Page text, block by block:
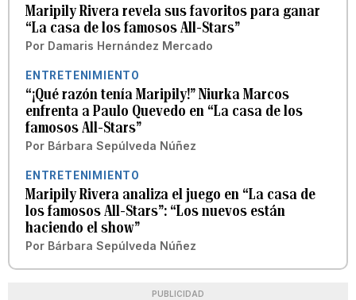
Maripily Rivera revela sus favoritos para ganar
“La casa de los famosos All-Stars”
Por Damaris Hernández Mercado
ENTRETENIMIENTO
“¡Qué razón tenía Maripily!” Niurka Marcos
enfrenta a Paulo Quevedo en “La casa de los
famosos All-Stars”
Por Bárbara Sepúlveda Núñez
ENTRETENIMIENTO
Maripily Rivera analiza el juego en “La casa de
los famosos All-Stars”: “Los nuevos están
haciendo el show”
Por Bárbara Sepúlveda Núñez
PUBLICIDAD